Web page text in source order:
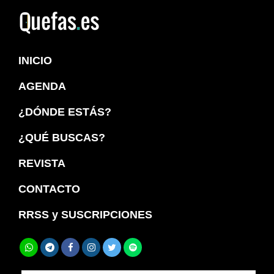
navegación
principal
principal
INICIO
AGENDA
¿DÓNDE ESTÁS?
¿QUÉ BUSCAS?
REVISTA
CONTACTO
RRSS y SUSCRIPCIONES